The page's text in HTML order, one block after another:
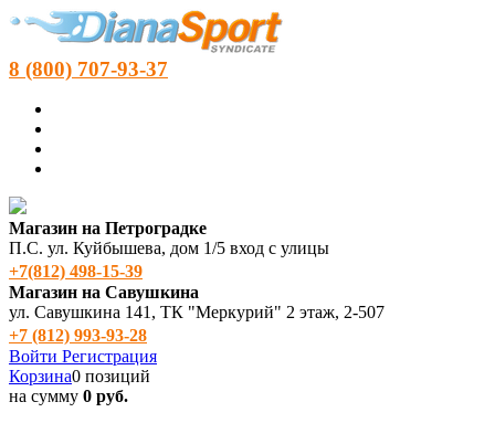
8 (800) 707-93-37
Магазин на Петроградке
П.С. ул. Куйбышева, дом 1/5 вход с улицы
+7(812) 498‑15-39
Магазин на Савушкина
ул. Савушкина 141, ТК "Меркурий" 2 этаж, 2-507
+7 (812) 993-93-28
Войти Регистрация
Корзина0 позиций
на сумму 0 руб.